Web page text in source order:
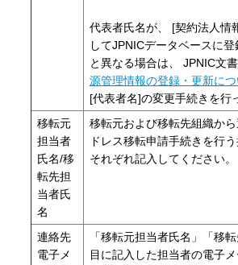
代表者氏名が、 [契約法人情
してJPNICデータベースに
と異なる場合は、 JPNIC文書
源管理情報の登録・更新につ
[代表者名]の変更手続きを行
移転元
担当者
氏名/移
転先担
当者氏
名
移転元および移転先組織か
ドレス移転申請手続きを行う
それぞれ記入してください。
連絡先
電子メ
「移転元担当者氏名」「移
目に記入した担当者の電子